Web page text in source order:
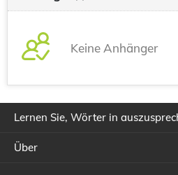
Keine Anhänger
Lernen Sie, Wörter in
Über